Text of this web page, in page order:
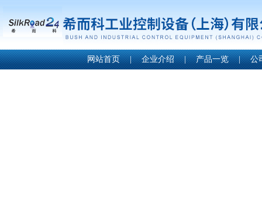
网站首页 | 企业介绍 | 产品一览 | 公